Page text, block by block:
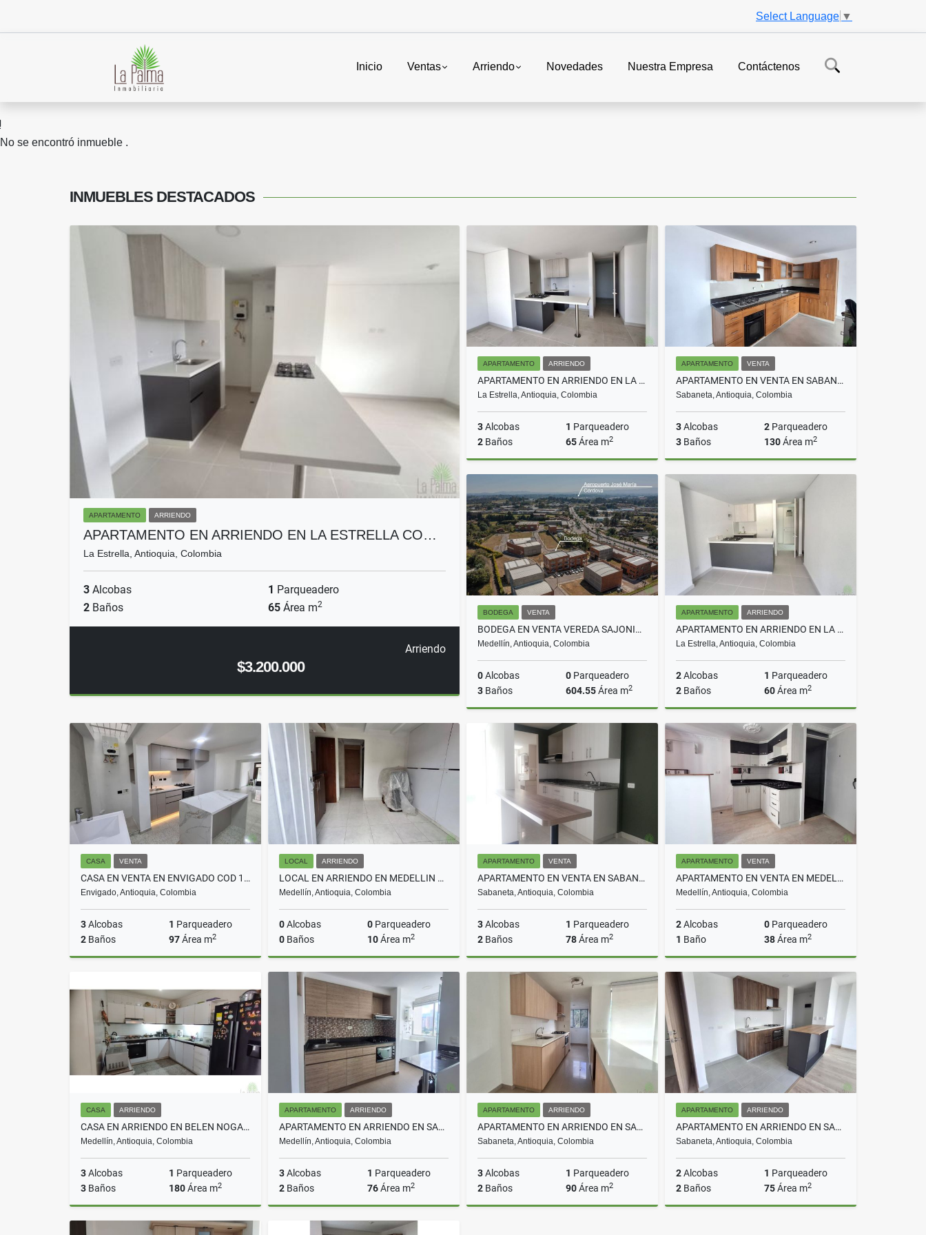
Select Language ▼
Inicio Ventas Arriendo Novedades Nuestra Empresa Contáctenos
No se encontró inmueble .
INMUEBLES DESTACADOS
APARTAMENTO ARRIENDO
APARTAMENTO EN ARRIENDO EN LA ESTRELLA CO…
La Estrella, Antioquia, Colombia
3 Alcobas 1 Parqueadero
2 Baños 65 Área m2
Arriendo
$3.200.000
APARTAMENTO ARRIENDO
APARTAMENTO EN ARRIENDO EN LA ESTRELLA COD 10725
La Estrella, Antioquia, Colombia
3Alcobas 1 Parqueadero
2 Baños 65Área m2
$2.800.000
APARTAMENTO VENTA
APARTAMENTO EN VENTA EN SABANETA COD 10590
Sabaneta, Antioquia, Colombia
3Alcobas 2 Parqueadero
3 Baños 130Área m2
Venta
$895.000.000
BODEGA VENTA
BODEGA EN VENTA VEREDA SAJONIA RIONEGRO COD 8831
Medellín, Antioquia, Colombia
0Alcobas 0 Parqueadero
3 Baños 604.55Área m2
APARTAMENTO ARRIENDO
APARTAMENTO EN ARRIENDO EN LA ESTRELLA COD 10727
La Estrella, Antioquia, Colombia
2Alcobas 1 Parqueadero
2 Baños 60Área m2
Arriendo
$2.600.000
CASA VENTA
CASA EN VENTA EN ENVIGADO COD 10753
Envigado, Antioquia, Colombia
3Alcobas 1 Parqueadero
2 Baños 97Área m2
$650.000.000
LOCAL ARRIENDO
LOCAL EN ARRIENDO EN MEDELLIN COD 10532
Medellín, Antioquia, Colombia
0Alcobas 0 Parqueadero
0 Baños 10Área m2
Arriendo
$700.000
APARTAMENTO VENTA
APARTAMENTO EN VENTA EN SABANETA COD 6850
Sabaneta, Antioquia, Colombia
3Alcobas 1 Parqueadero
2 Baños 78Área m2
Venta
$650.000.000
APARTAMENTO VENTA
APARTAMENTO EN VENTA EN MEDELLIN COD 10681
Medellín, Antioquia, Colombia
2Alcobas 0 Parqueadero
1 Baño 38Área m2
Venta
$190.000.000
CASA ARRIENDO
CASA EN ARRIENDO EN BELEN NOGAL COD 10484
Medellín, Antioquia, Colombia
3Alcobas 1 Parqueadero
3 Baños 180Área m2
Arriendo
APARTAMENTO ARRIENDO
APARTAMENTO EN ARRIENDO EN SABANETA COD 10702
Medellín, Antioquia, Colombia
3Alcobas 1 Parqueadero
2 Baños 76Área m2
Arriendo
APARTAMENTO ARRIENDO
APARTAMENTO EN ARRIENDO EN SABANETA COD 10711
Sabaneta, Antioquia, Colombia
3Alcobas 1 Parqueadero
2 Baños 90Área m2
APARTAMENTO ARRIENDO
APARTAMENTO EN ARRIENDO EN SABANETA COD 10663
Sabaneta, Antioquia, Colombia
2Alcobas 1 Parqueadero
2 Baños 75Área m2